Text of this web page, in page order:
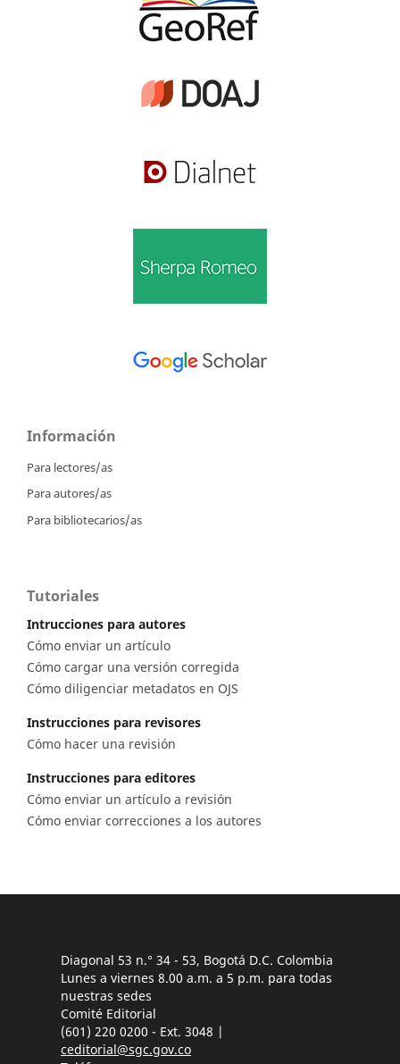
Información
Para lectores/as
Para autores/as
Para bibliotecarios/as
Tutoriales
Intrucciones para autores
Cómo enviar un artículo
Cómo cargar una versión corregida
Cómo diligenciar metadatos en OJS
Instrucciones para revisores
Cómo hacer una revisión
Instrucciones para editores
Cómo enviar un artículo a revisión
Cómo enviar correcciones a los autores
Diagonal 53 n.° 34 - 53, Bogotá D.C. Colombia
Lunes a viernes 8.00 a.m. a 5 p.m. para todas
nuestras sedes
Comité Editorial
(601) 220 0200 - Ext. 3048 |
ceditorial@sgc.gov.co